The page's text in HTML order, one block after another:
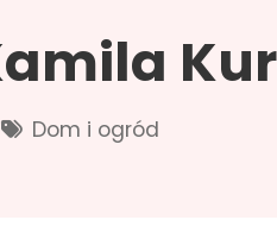
Dom i ogród